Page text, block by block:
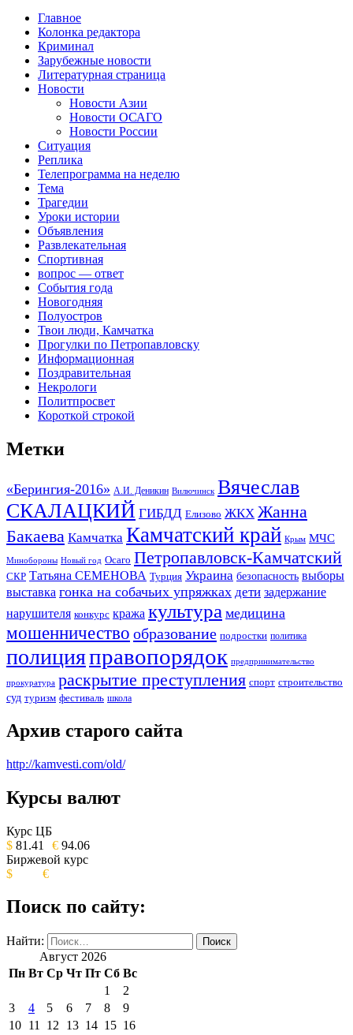
Главное
Колонка редактора
Криминал
Зарубежные новости
Литературная страница
Новости
Новости Азии
Новости ОСАГО
Новости России
Ситуация
Реплика
Телепрограмма на неделю
Тема
Трагедии
Уроки истории
Объявления
Развлекательная
Спортивная
вопрос — ответ
События года
Новогодняя
Полуостров
Твои люди, Камчатка
Прогулки по Петропавловску
Информационная
Поздравительная
Некрологи
Политпросвет
Короткой строкой
Метки
«Берингия-2016» А.И. Деникин Вилючинск Вячеслав
СКАЛАЦКИЙ ГИБДД Елизово ЖКХ Жанна
Бакаева Камчатка Камчатский край Крым МЧС
Минобороны Новый год Осаго Петропавловск-Камчатский
СКР Татьяна СЕМЕНОВА Турция Украина безопасность выборы
выставка гонка на собачьих упряжках дети задержание
нарушителя конкурс кража культура медицина
мошенничество образование подростки политика
полицияправопорядок предпринимательство
прокуратура раскрытие преступления спорт строительство
суд туризм фестиваль школа
Архив старого сайта
http://kamvesti.com/old/
ОБЩЕСТВЕННО-ПОЛИТИЧЕСКОЕ
ИЗДАНИЕ КАМЧАТСКОГО КРАЯ.
Курсы валют
Курс ЦБ
$ 81.41 € 94.06
Биржевой курс
$
€
Поиск по сайту:
Найти:
Август 2026
Пн Вт Ср Чт Пт Сб Вс
1
2
3
4 5 6 7 8
9
10 11 12 13 14 15 16